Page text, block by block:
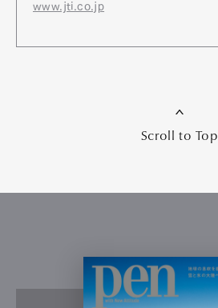
www.jti.co.jp
Scroll to Top